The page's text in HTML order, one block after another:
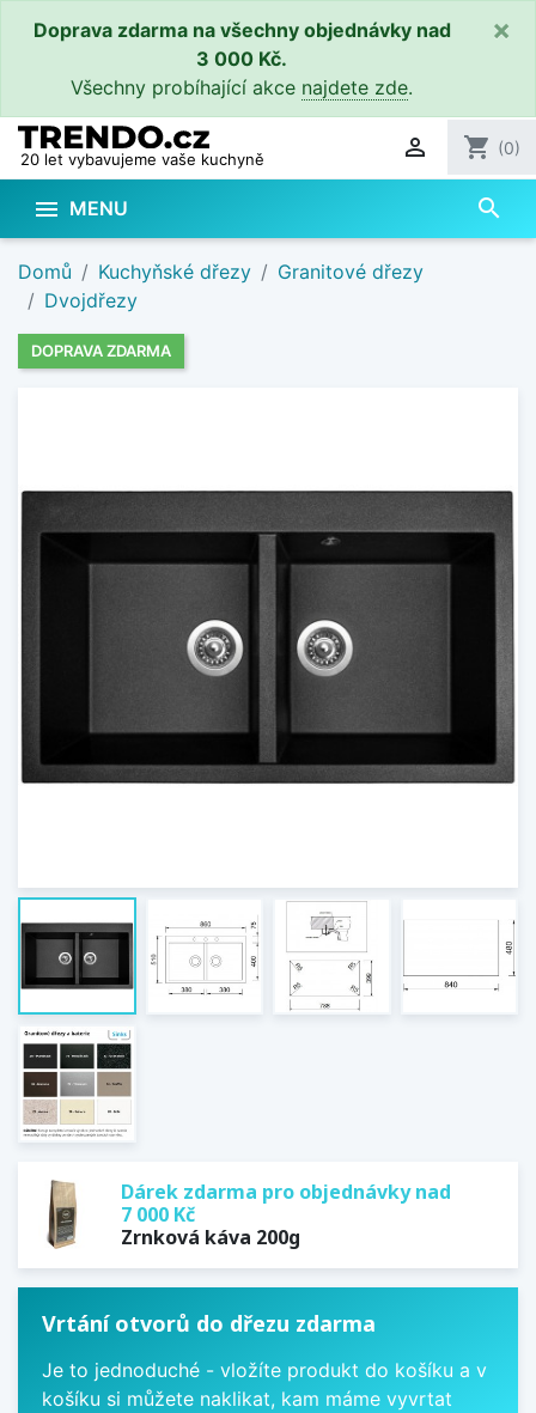
Doprava zdarma na všechny objednávky nad
3 000 Kč.
Všechny probíhající akce najdete zde.
×
20 let vybavujeme vaše kuchyně  shopping_cart (0)
 MENU search
Domů Kuchyňské dřezy
Granitové dřezy
Dvojdřezy
DOPRAVA ZDARMA
Dárek zdarma pro objednávky nad
7 000 Kč
Zrnková káva 200g
Vrtání otvorů do dřezu zdarma
Je to jednoduché - vložíte produkt do košíku a v
košíku si můžete naklikat, kam máme vyvrtat